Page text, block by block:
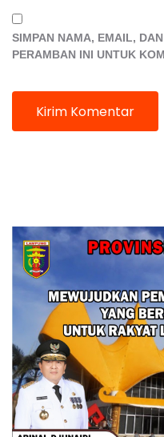
SIMPAN NAMA, EMAIL,
PERAMBAN INI UNTUK